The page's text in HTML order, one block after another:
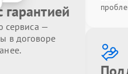
гарантией
сервиса —
в договоре